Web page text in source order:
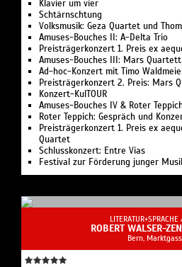
Klavier um vier
Schtärnschtung
Volksmusik: Geza Quartet und
Amuses-Bouches II: A-Delta Trio
Preisträgerkonzert 1. Preis ex
Amuses-Bouches III: Mars Quartett
Ad-hoc-Konzert mit Timo
Preisträgerkonzert 2. Preis: Mars
Konzert-KulTOUR
Amuses-Bouches IV & Roter
Roter Teppich: Gespräch und
Preisträgerkonzert 1. Preis ex
Quartet
Schlusskonzert: Entre Vias
Festival zur Förderung junger
LITERATUR+SPRACHE
ROBERT WALSER-
Bern,